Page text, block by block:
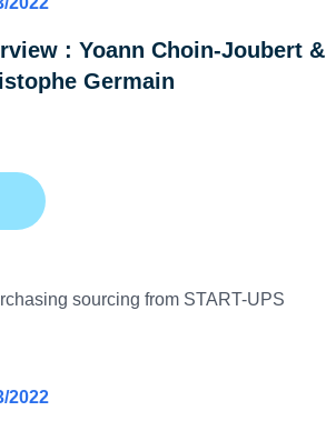
: Yoann Choin-Joubert &
Germain
2022